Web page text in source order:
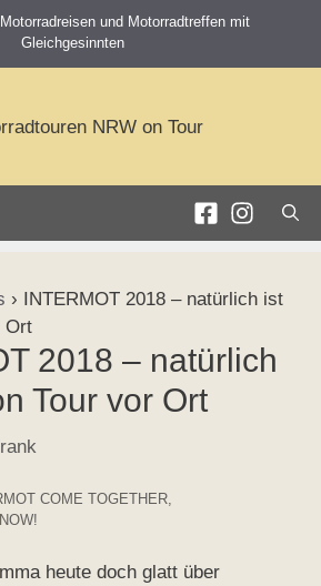
und Motorradtreffen mit
Gleichgesinnten
› INTERMOT 2018 – natürlich ist
Ort
2018 – natürlich
Tour vor Ort
COME TOGETHER,
heute doch glatt über